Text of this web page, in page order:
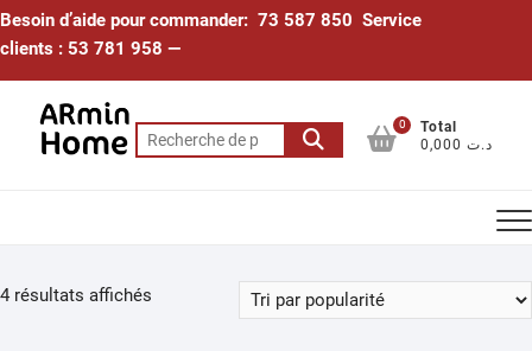
Skip
to
Besoin d’aide pour commander: 73 587 850 Service
clients : 53 781 958 —
Recherche
pour :
0
Total
0,000 د.ت
4 résultats affichés